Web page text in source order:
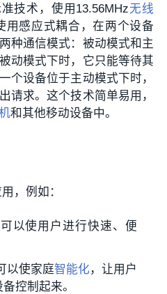
技术，使用13.56MHz无线
用感应式耦合，在两个设备
种通信模式：被动模式和主
动模式下时，它只能等待其
个设备位于主动模式下时，
请求。这个技术简单易用，
和其他移动设备中。
，例如：
以使用户进行快速、便
以使家庭智能化 ，让用户
控制起来。